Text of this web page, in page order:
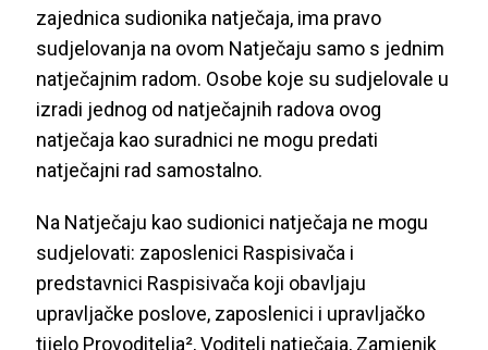
zajednica sudionika natječaja, ima pravo
sudjelovanja na ovom Natječaju samo s jednim
natječajnim radom. Osobe koje su sudjelovale u
izradi jednog od natječajnih radova ovog
natječaja kao suradnici ne mogu predati
natječajni rad samostalno.
Na Natječaju kao sudionici natječaja ne mogu
sudjelovati: zaposlenici Raspisivača i
predstavnici Raspisivača koji obavljaju
upravljačke poslove, zaposlenici i upravljačko
tijelo Provoditelja², Voditelj natječaja, Zamjenik